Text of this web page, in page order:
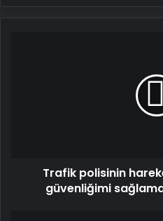
vermedi'
Trafik polisinin
güvenliğimi